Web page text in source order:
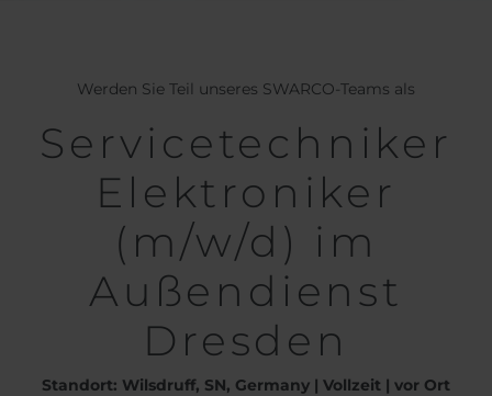
Germany
Greece
Italy
Jamaica
Latvia
Moldavia
Netherlands
Norway
Slovenia
Spain
Switzerland
Turkey
Kosovo
Ukraine
United States of
America
Werden Sie Teil unseres SWARCO-Teams als
Servicetechniker
Elektroniker
(m/w/d) im
Außendienst
Dresden
Standort: Wilsdruff, SN, Germany | Vollzeit | vor Ort